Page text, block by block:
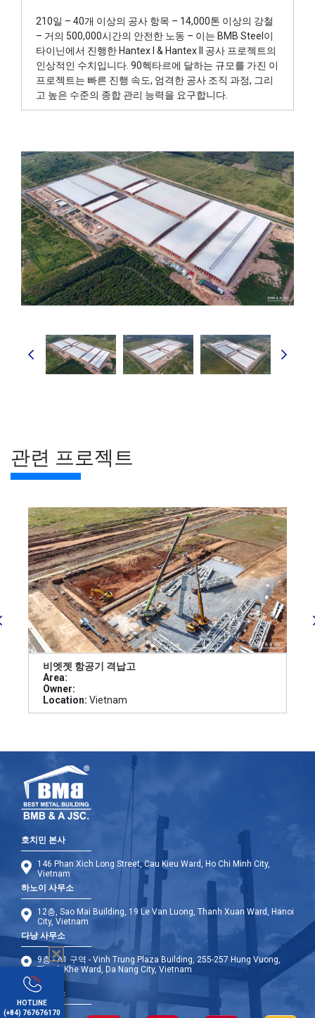
210일 – 40개 이상의 공사 항목 – 14,000톤 이상의 강철
– 거의 500,000시간의 안전한 노동 – 이는 BMB Steel이
타이닌에서 진행한 Hantex I & Hantex II 공사 프로젝트의
인상적인 수치입니다. 90헥타르에 달하는 규모를 가진 이
프로젝트는 빠른 진행 속도, 엄격한 공사 조직 과정, 그리
고 높은 수준의 종합 관리 능력을 요구합니다.
관련 프로젝트
비엣젯 항공기 격납고
Area:
Owner:
Location: Vietnam
호치민 본사
146 Phan Xich Long Street, Cau Kieu Ward, Ho Chi Minh City,
Vietnam
하노이 사무소
12층, Sao Mai Building, 19 Le Van Luong, Thanh Xuan Ward, Hanoi
City, Vietnam
다낭 사무소
9층 - A1 구역 - Vinh Trung Plaza Building, 255-257 Hung Vuong,
Thanh Khe Ward, Da Nang City, Vietnam
해외 사무소
HOTLINE
(+84) 767676170